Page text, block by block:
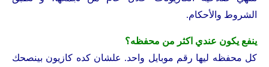
الشروط والأحكام.
ينفع يكون عندي اكثر من محفظه؟
كل محفظه ليها رقم موبايل واحد. علشان كده كازيون بينصحك